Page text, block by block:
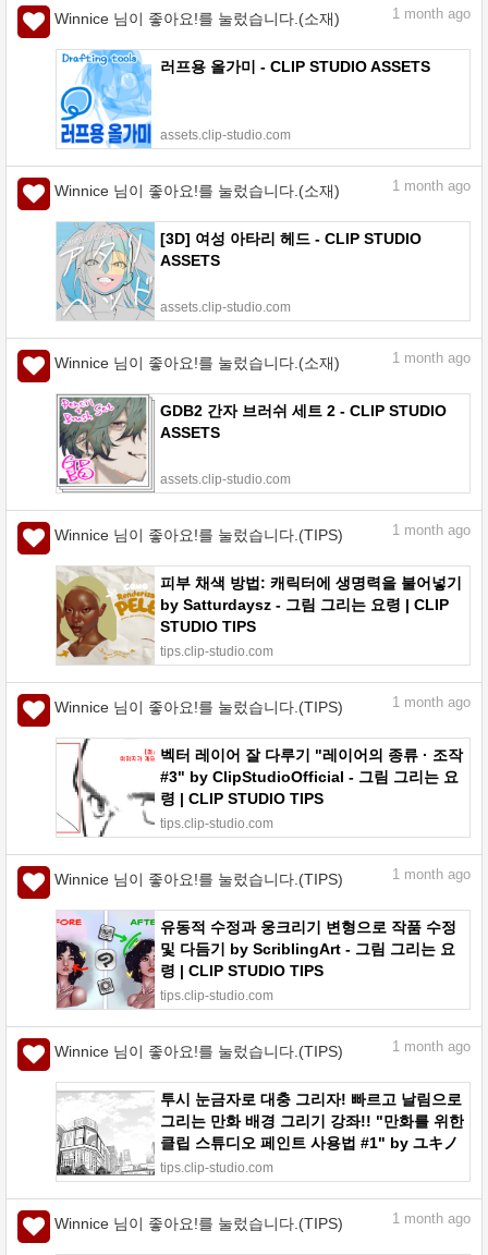
Winnice 님이 좋아요!를 눌렀습니다.(소재) 1 month ago
러프용 올가미 - CLIP STUDIO ASSETS
assets.clip-studio.com
Winnice 님이 좋아요!를 눌렀습니다.(소재) 1 month ago
[3D] 여성 아타리 헤드 - CLIP STUDIO
ASSETS
assets.clip-studio.com
Winnice 님이 좋아요!를 눌렀습니다.(소재) 1 month ago
GDB2 간자 브러쉬 세트 2 - CLIP STUDIO
ASSETS
assets.clip-studio.com
Winnice 님이 좋아요!를 눌렀습니다.(TIPS) 1 month ago
피부 채색 방법: 캐릭터에 생명력을 불어넣기
by Satturdaysz - 그림 그리는 요령 | CLIP
STUDIO TIPS
tips.clip-studio.com
Winnice 님이 좋아요!를 눌렀습니다.(TIPS) 1 month ago
벡터 레이어 잘 다루기 "레이어의 종류 · 조작
#3" by ClipStudioOfficial - 그림 그리는 요
령 | CLIP STUDIO TIPS
tips.clip-studio.com
Winnice 님이 좋아요!를 눌렀습니다.(TIPS) 1 month ago
유동적 수정과 웅크리기 변형으로 작품 수정
및 다듬기 by ScriblingArt - 그림 그리는 요
령 | CLIP STUDIO TIPS
tips.clip-studio.com
Winnice 님이 좋아요!를 눌렀습니다.(TIPS) 1 month ago
투시 눈금자로 대충 그리자! 빠르고 날림으로
그리는 만화 배경 그리기 강좌!! "만화를 위한
클립 스튜디오 페인트 사용법 #1" by ユキノ
コ(Yukinoco) - 그림 그리는 요령 | CLIP
STUDIO TIPS
tips.clip-studio.com
Winnice 님이 좋아요!를 눌렀습니다.(TIPS) 1 month ago